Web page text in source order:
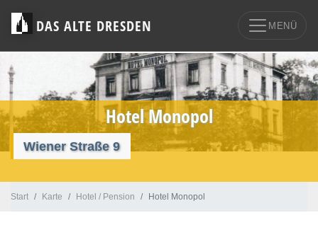
DAS ALTE DRESDEN MENÜ
Hotel Monopol
Wiener Straße 9
Start Karte Hotel / Pension Hotel Monopol